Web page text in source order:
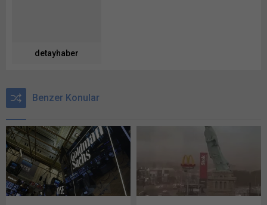
detayhaber
Benzer Konular